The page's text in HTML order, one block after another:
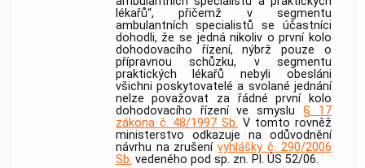
lékařů“, přičemž v segmentu
ambulantních specialistů se účastníci
dohodli, že se jedná nikoliv o první kolo
dohodovacího řízení, nýbrž pouze o
přípravnou schůzku, v segmentu
praktických lékařů nebyli obesláni
všichni poskytovatelé a svolané jednání
nelze považovat za řádné první kolo
dohodovacího řízení ve smyslu§ 17
zákona č. 48/1997 Sb. V tomto rovněž
ministerstvo odkazuje na odůvodnění
návrhu na zrušenívyhlášky č. 290/2006
Sb. vedeného pod sp. zn. Pl. ÚS 52/06.